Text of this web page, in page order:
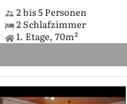
2 bis 5 Personen
2 Schlafzimmer
1. Etage, 70m²